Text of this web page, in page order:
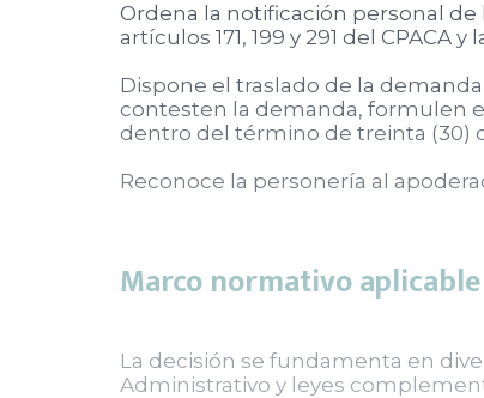
Ordena la notificación personal
artículos 171, 199 y 291 del CPACA y
Dispone el traslado de la
contesten la demanda, formulen
dentro del término de treinta (30)
Reconoce la personería al
Marco normativo aplicable
La decisión se fundamenta en
Administrativo y leyes